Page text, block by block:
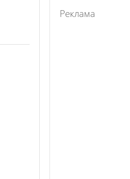
Реклама